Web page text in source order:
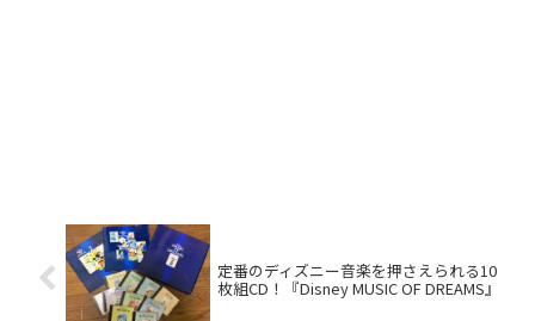
定番のディズニー音楽を押さえられる10
枚組CD！『Disney MUSIC OF DREAMS』